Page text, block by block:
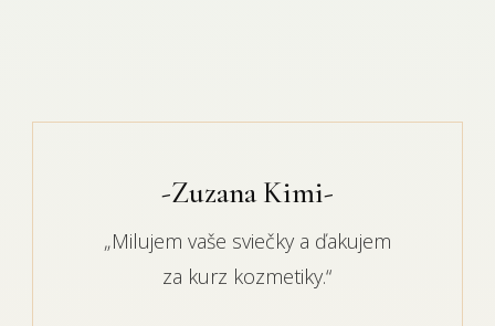
-Zuzana Kimi-
„Milujem vaše sviečky a ďakujem
za kurz kozmetiky.“